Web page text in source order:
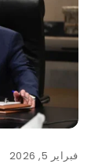
فبراير 5, 2026